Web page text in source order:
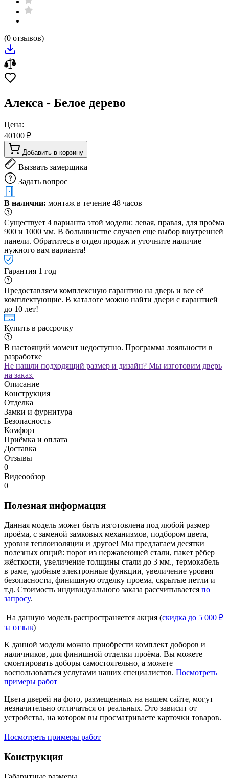
(0 отзывов)
Алекса - Белое дерево
Цена:
40100 ₽
Добавить в корзину
Вызвать замерщика
Задать вопрос
В наличии: монтаж в течение 48 часов
Существует 4 варианта этой модели: левая, правая, для проёма
900 и 1000 мм. В большинстве случаев еще выбор внутренней
панели. Обратитесь в отдел продаж и уточните наличие
нужного вам варианта!
Гарантия 1 год
Предоставляем комплексную гарантию на дверь и все её
комплектующие. В каталоге можно найти двери с гарантией
до 10 лет!
Купить в рассрочку
В настоящий момент недоступно. Программа лояльности в
разработке
Не нашли подходящий размер и дизайн? Мы изготовим дверь
на заказ.
Описание
Конструкция
Отделка
Замки и фурнитура
Безопасность
Комфорт
Приёмка и оплата
Доставка
Отзывы
0
Видеообзор
0
Полезная информация
Данная модель может быть изготовлена под любой размер
проёма, с заменой замковых механизмов, подбором цвета,
уровня теплоизоляции и другое! Мы предлагаем десятки
полезных опций: порог из нержавеющей стали, пакет рёбер
жёсткости, увеличение толщины стали до 3 мм., термокабель
в раме, удобные электронные функции, увеличение уровня
безопасности, финишную отделку проема, скрытые петли и
т.д. Стоимость индивидуального заказа рассчитывается по
запросу.
На данную модель распространяется акция (скидка до 5 000 ₽
за отзыв)
К данной модели можно приобрести комплект доборов и
наличников, для финишной отделки проёма. Вы можете
смонтировать доборы самостоятельно, а можете
воспользоваться услугами наших специалистов. Посмотреть
примеры работ
Цвета дверей на фото, размещенных на нашем сайте, могут
незначительно отличаться от реальных. Это зависит от
устройства, на котором вы просматриваете карточки товаров.
Посмотреть примеры работ
Конструкция